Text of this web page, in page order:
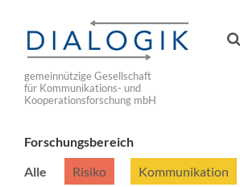
main
navigation
gemeinnützige Gesellschaft
für Kommunikations- und
Kooperationsforschung mbH

Forschungsbereich
Alle
Risiko Kommunikation